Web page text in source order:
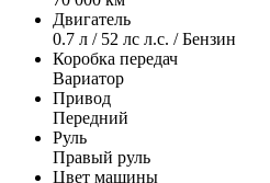
Двигатель
0.7 л / 52 лс л.с. / Бензин
Коробка передач
Вариатор
Привод
Передний
Руль
Правый руль
Цвет машины